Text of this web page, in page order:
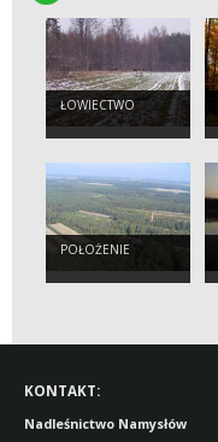
ŁOWIECTWO
POŁOŻENIE
KONTAKT:
Nadleśnictwo Namysłów